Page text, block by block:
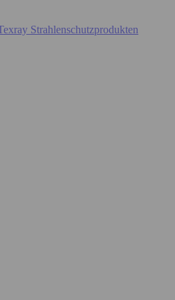
Strahlenschutzprodukten